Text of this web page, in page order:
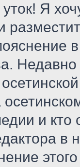
Я
Недавно
и кто
в